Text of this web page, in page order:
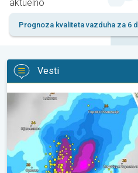
aktuelno
Prognoza kvaliteta vazduha za 6
Vesti
Krupna zrna grada u Poljskoj.